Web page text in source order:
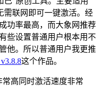
需联网即可一键激活。经
功率最高，而大象网推荐
些设置普通用户根本用不
他。所以普通用户我更推
这个作品。
高同时激活速度非常